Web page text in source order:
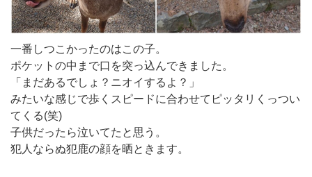
一番しつこかったのはこの子。
ポケットの中まで口を突っ込んできました。
「まだあるでしょ？ニオイするよ？」
みたいな感じで歩くスピードに合わせてピッタリくっつい
てくる(笑)
子供だったら泣いてたと思う。
犯人ならぬ犯鹿の顔を晒ときます。